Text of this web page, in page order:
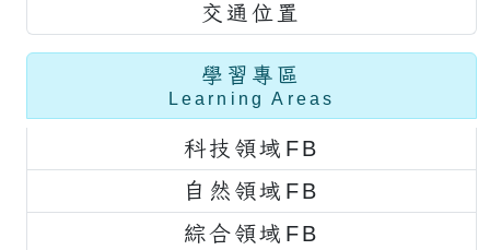
交通位置
學習專區
Learning Areas
科技領域FB
自然領域FB
綜合領域FB